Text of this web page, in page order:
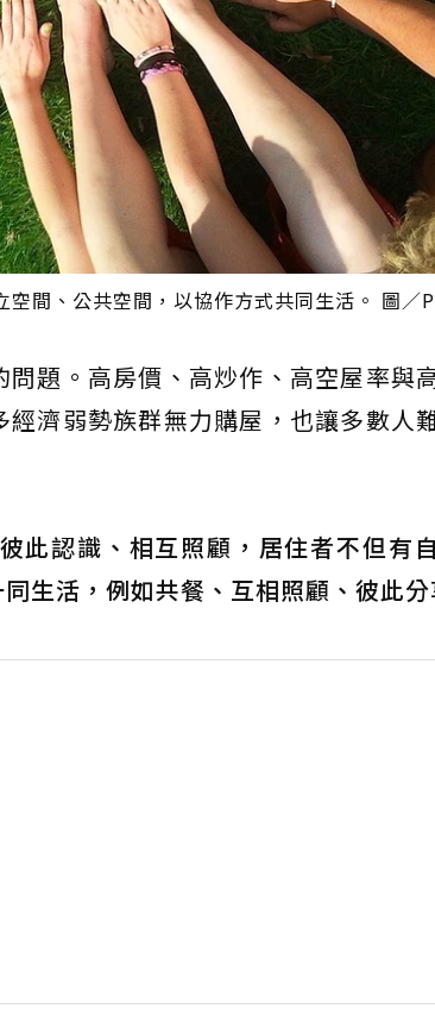
間、公共空間，以協作方式共同生活。 圖／
題。高房價、高炒作、高空屋率與
經濟弱勢族群無力購屋，也讓多數人
此認識、相互照顧，居住者不但有
生活，例如共餐、互相照顧、彼此分